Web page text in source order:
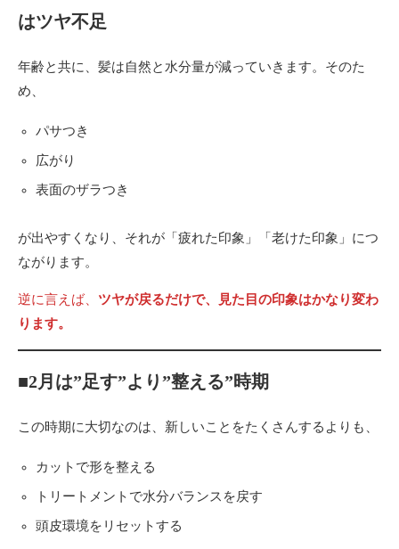
はツヤ不足
年齢と共に、髪は自然と水分量が減っていきます。そのた
め、
パサつき
広がり
表面のザラつき
が出やすくなり、それが「疲れた印象」「老けた印象」につ
ながります。
逆に言えば、 ツヤが戻るだけで、見た目の印象はかなり変わ
ります。
■2月は”足す”より”整える”時期
この時期に大切なのは、新しいことをたくさんするよりも、
カットで形を整える
トリートメントで水分バランスを戻す
頭皮環境をリセットする